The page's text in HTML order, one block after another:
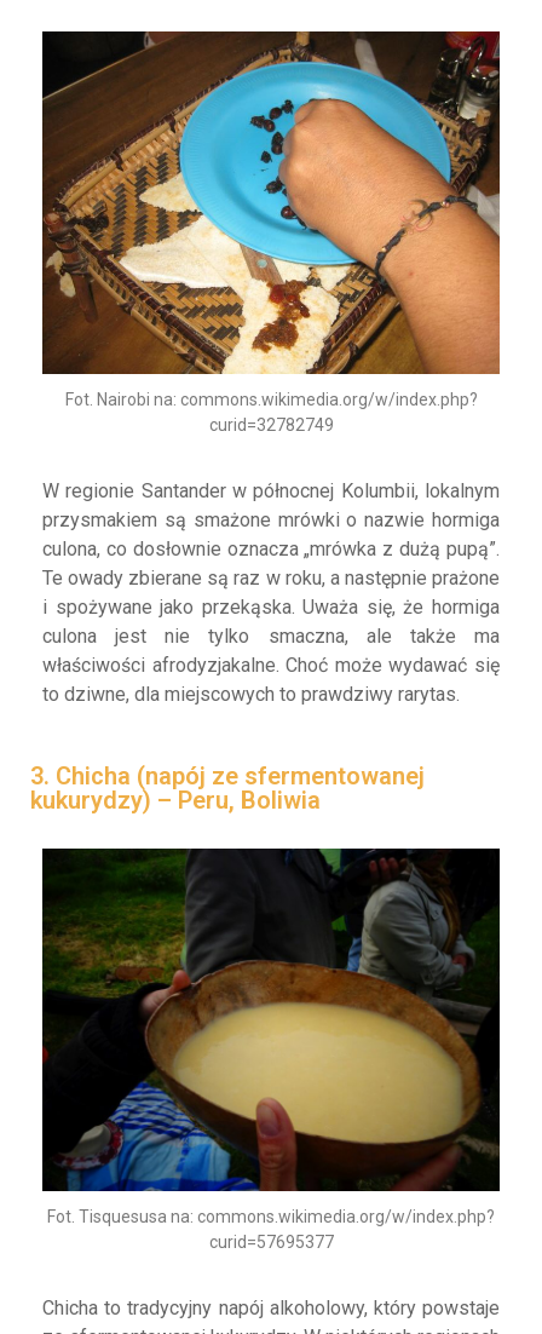
Fot. Nairobi na: commons.wikimedia.org/w/index.php?
curid=32782749
W regionie Santander w północnej Kolumbii, lokalnym
przysmakiem są smażone mrówki o nazwie hormiga
culona, co dosłownie oznacza „mrówka z dużą pupą”.
Te owady zbierane są raz w roku, a następnie prażone
i spożywane jako przekąska. Uważa się, że hormiga
culona jest nie tylko smaczna, ale także ma
właściwości afrodyzjakalne. Choć może wydawać się
to dziwne, dla miejscowych to prawdziwy rarytas.
3. Chicha (napój ze sfermentowanej
kukurydzy) – Peru, Boliwia
Fot. Tisquesusa na: commons.wikimedia.org/w/index.php?
curid=57695377
Chicha to tradycyjny napój alkoholowy, który powstaje